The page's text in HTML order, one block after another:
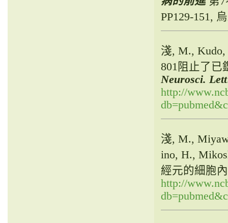
PP129-151,
淺, M.,
801阻止了已
Neurosci. Lett
http://
淺, M.,
ino, H.,
經元的細胞
http://